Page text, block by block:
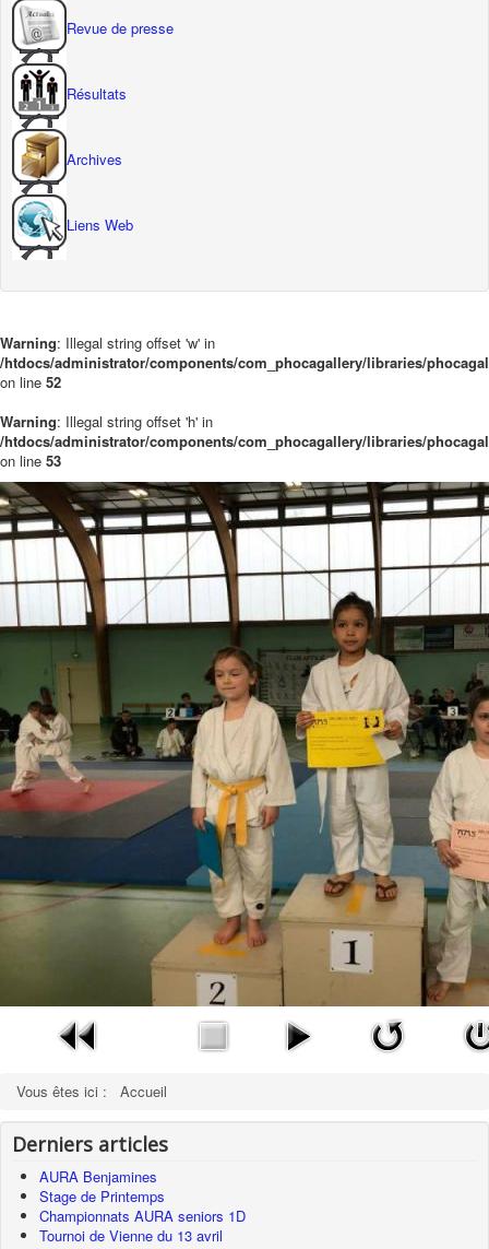
Revue de presse
Résultats
Archives
Liens Web
Warning: Illegal string offset 'w' in
/htdocs/administrator/components/com_phocagallery/libraries/
on line 52
Warning: Illegal string offset 'h' in
/htdocs/administrator/components/com_phocagallery/libraries/
on line 53
Vous êtes ici : Accueil
Derniers articles
AURA Benjamines
Stage de Printemps
Championnats AURA seniors 1D
Tournoi de Vienne du 13 avril